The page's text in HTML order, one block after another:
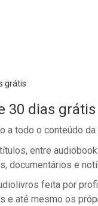
30 dias grátis
a todo o conteúdo da
entre
documentários e
feita por
e até mesmo os